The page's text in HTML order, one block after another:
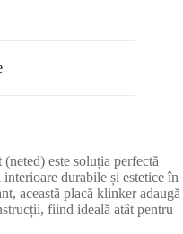
este soluția perfectă
durabile și estetice în
această placă klinker adaugă
fiind ideală atât pentru